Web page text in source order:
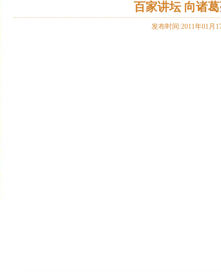
百家讲坛 向诸
发布时间:2011年01月